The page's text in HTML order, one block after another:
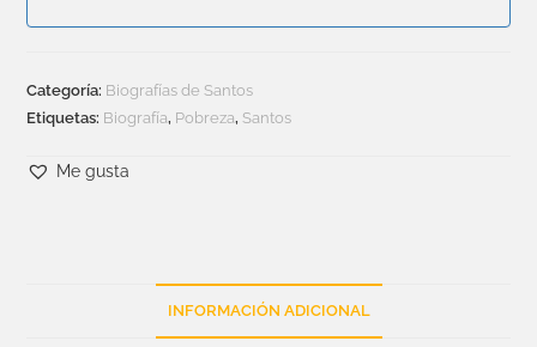
Categoría: Biografías de Santos
Etiquetas: Biografía, Pobreza,Santos
Me gusta
INFORMACIÓN ADICIONAL